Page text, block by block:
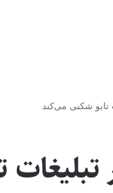
تابو شکنی می‌کند